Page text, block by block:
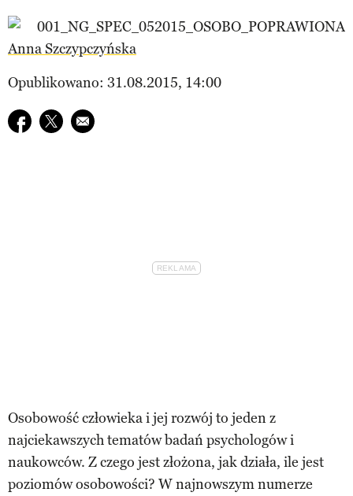
Anna Szczypczyńska
Opublikowano: 31.08.2015, 14:00
Udostępnij na facebook
Udostępnij na twitter
E-mail do przyjaciela
Osobowość człowieka i jej rozwój to jeden z
najciekawszych tematów badań psychologów i
naukowców. Z czego jest złożona, jak działa, ile jest
poziomów osobowości? W najnowszym numerze